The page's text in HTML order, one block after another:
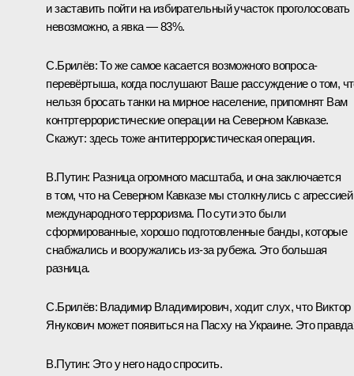
и заставить пойти на избирательный участок проголосовать
невозможно, а явка — 83%.
С.Брилёв:То же самое касается возможного вопроса-
перевёртыша, когда послушают Ваше рассуждение о том,
нельзя бросать танки на мирное население, припомнят Вам
контртеррористические операции на Северном Кавказе.
Скажут: здесь тоже антитеррористическая операция.
В.Путин: Разница огромного масштаба, и она заключается
в том, что на Северном Кавказе мы столкнулись с агрессией
международного терроризма. По сути это были
сформированные, хорошо подготовленные банды, которые
снабжались и вооружались из‑за рубежа. Это большая
разница.
С.Брилёв: Владимир Владимирович, ходит слух, что Виктор
Янукович может появиться на Пасху на Украине. Это
В.Путин: Это у него надо спросить.